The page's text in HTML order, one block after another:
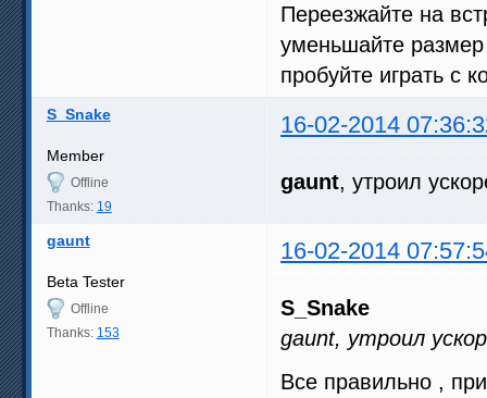
Переезжайте на
уменьшайте
пробуйте играть с
S_Snake 16-02-2014
Member
Offline
Thanks: 19
gaunt, утроил
gaunt 16-02-2014
Beta Tester
Offline
Thanks: 153
S_Snake
gaunt, утроил
Все правильно ,